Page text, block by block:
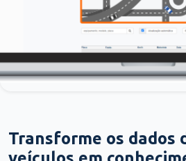
Transforme os dados